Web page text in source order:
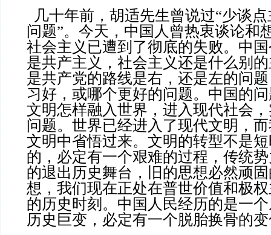
几十年前，胡适先生曾说过“少谈
问题”。今天，中国人曾热衷谈论和
社会主义已遭到了彻底的失败。中
是共产主义，社会主义还是什么别
是共产党的路线是右，还是左的问
习好，或哪个更好的问题。中国的
文明怎样融入世界，进入现代社会
问题。世界已经进入了现代文明，
文明中省悟过来。文明的转型不是
的，必定有一个艰难的过程，传统
的退出历史舞台，旧的思想必然顽
想，我们现在正处在普世价值和极
的历史时刻。中国人民经历的是一
历史巨变，必定有一个脱胎换骨的